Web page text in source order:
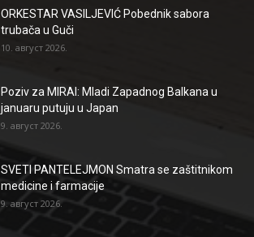
ORKESTAR VASILJEVIĆ Pobednik sabora
trubača u Guči
10. август 2026.
Poziv za MIRAI: Mladi Zapadnog Balkana u
januaru putuju u Japan
9. август 2026.
SVETI PANTELEJMON Smatra se zaštitnikom
medicine i farmacije
9. август 2026.